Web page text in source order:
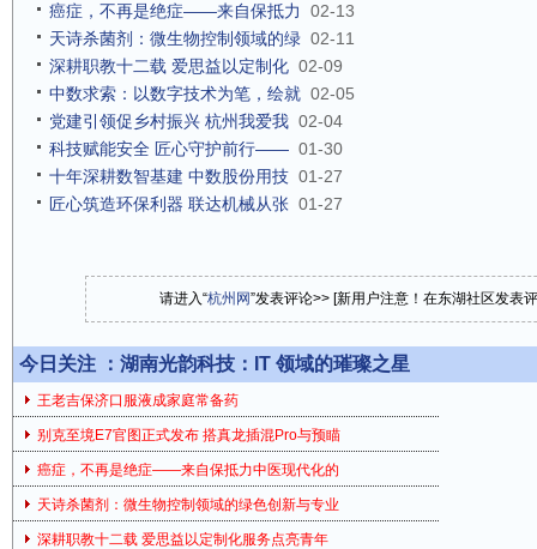
癌症，不再是绝症——来自保抵力
02-13
天诗杀菌剂：微生物控制领域的绿 02-11
深耕职教十二载 爱思益以定制化 02-09
中数求索：以数字技术为笔，绘就 02-05
党建引领促乡村振兴 杭州我爱我 02-04
科技赋能安全 匠心守护前行—— 01-30
十年深耕数智基建 中数股份用技 01-27
匠心筑造环保利器 联达机械从张 01-27
请进入“杭州网”发表评论>> [新用户注意！在东湖社区发表
今日关注 ： 湖南光韵科技：IT 领域的璀璨之星
王老吉保济口服液成家庭常备药
别克至境E7官图正式发布 搭真龙插混Pro与预瞄
癌症，不再是绝症——来自保抵力中医现代化的
天诗杀菌剂：微生物控制领域的绿色创新与专业
深耕职教十二载 爱思益以定制化服务点亮青年